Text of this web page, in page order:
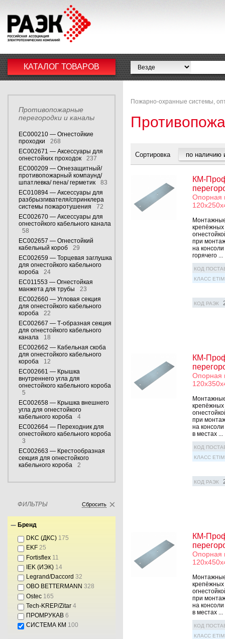
КАТАЛОГ ТОВАРОВ
Противопожарные
перегородки и каналы
EC000210 — Огнестойкие
проходки
268
EC002671 — Аксессуары для
огнестойких проходок
237
EC000209 — Огнезащитный/
противопожарный компаунд/
шпатлевка/ пена/ герметик
83
EC010894 — Аксессуары для
разбрызгивателя/спринклера
системы пожаротушения
72
EC002670 — Аксессуары для
огнестойкого кабельного канала
58
EC002657 — Огнестойкий
кабельный короб
29
EC002659 — Торцевая заглушка
для огнестойкого кабельного
короба
24
EC011553 — Огнестойкая
манжета для трубы
23
EC002660 — Угловая секция
для огнестойкого кабельного
короба
22
EC002667 — Т-образная секция
для огнестойкого кабельного
канала
18
EC002662 — Кабельная скоба
для огнестойкого кабельного
короба
12
EC002661 — Крышка
внутреннего угла для
огнестойкого кабельного короба
5
EC002658 — Крышка внешнего
угла для огнестойкого
кабельного короба
4
EC002664 — Переходник для
огнестойкого кабельного короба
3
EC002663 — Крестообразная
секция для огнестойкого
кабельного короба
2
ФИЛЬТРЫ Сбросить
Бренд
DKC (ДКС) 175
EKF 25
Fortisflex 11
IEK (ИЭК) 14
Legrand/Daccord 32
OBO BETTERMANN 328
Ostec 165
Tech-KREP/Zitar 4
ПРОМРУКАВ 6
СИСТЕМА КМ 100
Пожарно-охранные системы,
Сортировка
КМ-
Опорная
при
на
горячего ...
КОД
КЛАСС ETIM
КОД РАЭК
КМ-
Опорная
при
на
в местах ...
КОД
КЛАСС ETIM
КОД РАЭК
КМ-
Опорная
при
на
в местах ...
КОД
КЛАСС ETIM